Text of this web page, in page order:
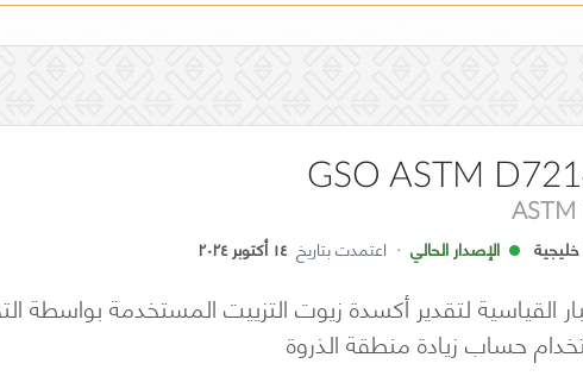
GSO ASTM
الإصدار الحالي · اعتمدت بتاريخ ١٤ أكتوبر ٢٠٢٤
القياسية لتقدير أكسدة زيوت التزييت المستخدمة بواسطة